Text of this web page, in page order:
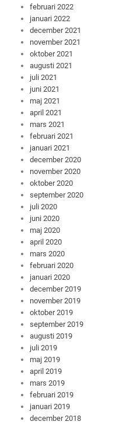
februari 2022
januari 2022
december 2021
november 2021
oktober 2021
augusti 2021
juli 2021
juni 2021
maj 2021
april 2021
mars 2021
februari 2021
januari 2021
december 2020
november 2020
oktober 2020
september 2020
juli 2020
juni 2020
maj 2020
april 2020
mars 2020
februari 2020
januari 2020
december 2019
november 2019
oktober 2019
september 2019
augusti 2019
juli 2019
maj 2019
april 2019
mars 2019
februari 2019
januari 2019
december 2018